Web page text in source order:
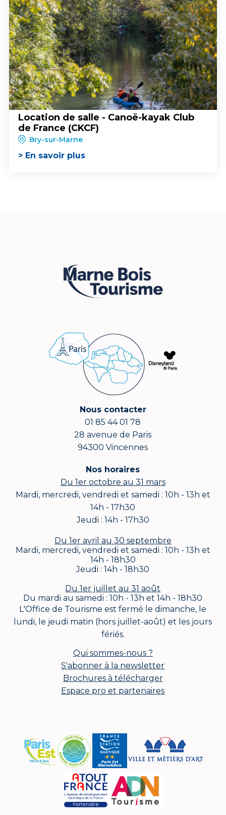
Location de salle - Canoë-kayak Club
de France (CKCF)
Bry-sur-Marne
> En savoir plus
Nous contacter
01 85 44 01 78
28 avenue de Paris
94300 Vincennes
Nos horaires
Du 1er octobre au 31 mars
Mardi, mercredi, vendredi et samedi : 10h - 13h et
14h - 17h30
Jeudi : 14h - 17h30
Du 1er avril au 30 septembre
Mardi, mercredi, vendredi et samedi : 10h - 13h et
14h - 18h30
Jeudi : 14h - 18h30
Du 1er juillet au 31 août
Du mardi au samedi : 10h - 13h et 14h - 18h30
L'Office de Tourisme est fermé le dimanche, le
lundi, le jeudi matin (hors juillet-août) et les jours
fériés.
Qui sommes-nous ?
S'abonner à la newsletter
Brochures à télécharger
Espace pro et partenaires